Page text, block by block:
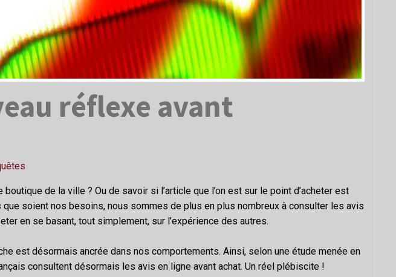
réflexe avant
de la ville ? Ou de savoir si l’article que l’on est sur le point d’acheter est
soient nos besoins, nous sommes de plus en plus nombreux à consulter les avis
en se basant, tout simplement, sur l’expérience des autres.
est désormais ancrée dans nos comportements. Ainsi, selon une étude menée en
consultent désormais les avis en ligne avant achat. Un réel plébiscite !